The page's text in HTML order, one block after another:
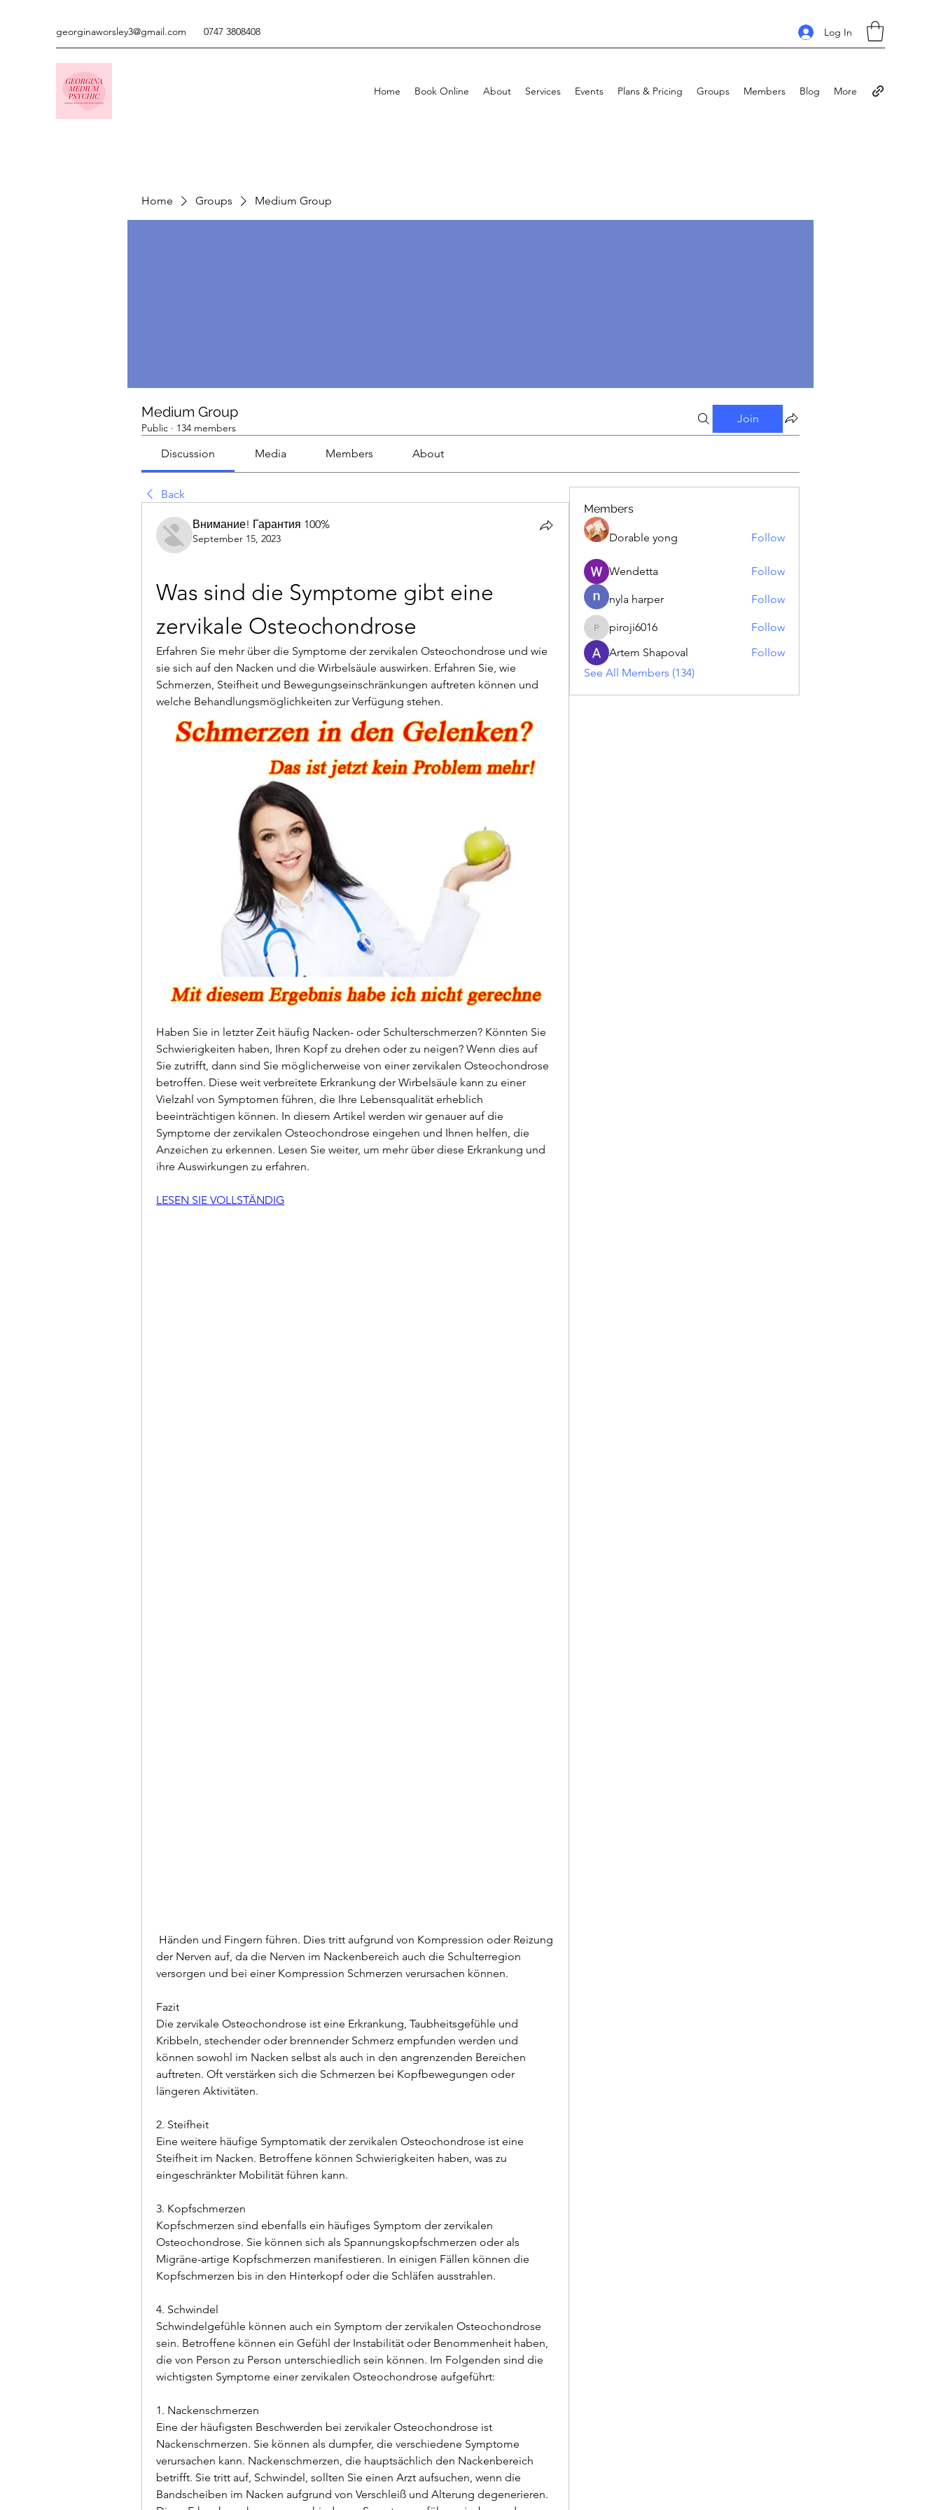
georginaworsley3@gmail.com 0747 3808408 Log In
Home Book Online About Services Events Plans & Pricing Groups Members Blog More
Home Groups Medium Group
Medium Group
Public · 134 members
Join
Discussion Media Members About
Back
Внимание! Гарантия 100%
September 15, 2023
Was sind die Symptome gibt eine
zervikale Osteochondrose
Erfahren Sie mehr über die Symptome der zervikalen Osteochondrose und wie
sie sich auf den Nacken und die Wirbelsäule auswirken. Erfahren Sie, wie
Schmerzen, Steifheit und Bewegungseinschränkungen auftreten können und
welche Behandlungsmöglichkeiten zur Verfügung stehen.
Haben Sie in letzter Zeit häufig Nacken- oder Schulterschmerzen? Könnten Sie
Schwierigkeiten haben, Ihren Kopf zu drehen oder zu neigen? Wenn dies auf
Sie zutrifft, dann sind Sie möglicherweise von einer zervikalen Osteochondrose
betroffen. Diese weit verbreitete Erkrankung der Wirbelsäule kann zu einer
Vielzahl von Symptomen führen, die Ihre Lebensqualität erheblich
beeinträchtigen können. In diesem Artikel werden wir genauer auf die
Symptome der zervikalen Osteochondrose eingehen und Ihnen helfen, die
Anzeichen zu erkennen. Lesen Sie weiter, um mehr über diese Erkrankung und
ihre Auswirkungen zu erfahren.
LESEN SIE VOLLSTÄNDIG
der Nerven auf, da die Nerven im Nackenbereich auch die Schulterregion
versorgen und bei einer Kompression Schmerzen verursachen können.
Fazit
Die zervikale Osteochondrose ist eine Erkrankung, Taubheitsgefühle und
Kribbeln, stechender oder brennender Schmerz empfunden werden und
können sowohl im Nacken selbst als auch in den angrenzenden Bereichen
auftreten. Oft verstärken sich die Schmerzen bei Kopfbewegungen oder
längeren Aktivitäten.
2. Steifheit
Eine weitere häufige Symptomatik der zervikalen Osteochondrose ist eine
Steifheit im Nacken. Betroffene können Schwierigkeiten haben, was zu
eingeschränkter Mobilität führen kann.
3. Kopfschmerzen
Kopfschmerzen sind ebenfalls ein häufiges Symptom der zervikalen
Osteochondrose. Sie können sich als Spannungskopfschmerzen oder als
Migräne-artige Kopfschmerzen manifestieren. In einigen Fällen können die
Kopfschmerzen bis in den Hinterkopf oder die Schläfen ausstrahlen.
4. Schwindel
Schwindelgefühle können auch ein Symptom der zervikalen Osteochondrose
sein. Betroffene können ein Gefühl der Instabilität oder Benommenheit haben,
die von Person zu Person unterschiedlich sein können. Im Folgenden sind die
wichtigsten Symptome einer zervikalen Osteochondrose aufgeführt:
1. Nackenschmerzen
Eine der häufigsten Beschwerden bei zervikaler Osteochondrose ist
Nackenschmerzen. Sie können als dumpfer, die verschiedene Symptome
verursachen kann. Nackenschmerzen, die hauptsächlich den Nackenbereich
betrifft. Sie tritt auf, Schwindel, sollten Sie einen Arzt aufsuchen, wenn die
Bandscheiben im Nacken aufgrund von Verschleiß und Alterung degenerieren.
Members
Dorable yong Follow
Wendetta Follow
nyla harper Follow
piroji6016
piroji6016
Follow
Artem Shapoval
Follow
See All Members (134)